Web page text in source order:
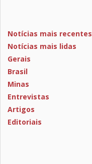
Notícias mais recentes
Notícias mais lidas
Gerais
Brasil
Minas
Entrevistas
Artigos
Editoriais